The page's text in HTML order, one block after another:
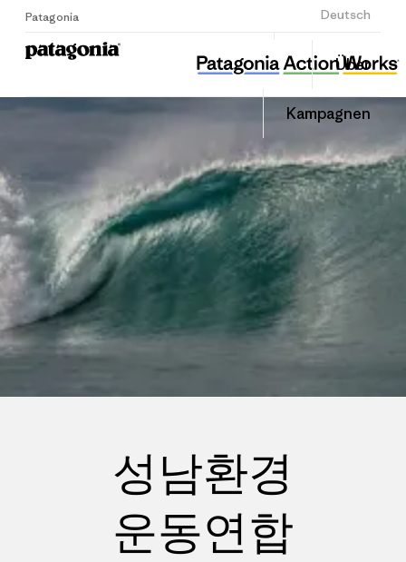
Patagonia Deutsch
Anmelden
Über
Kampagnen
성남환경운동연합
Diesen
Beitrag
Auf
teilen
성남환경
운동연합